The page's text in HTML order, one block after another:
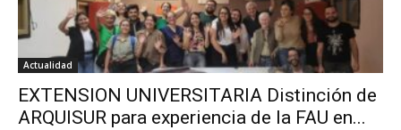
Actualidad
EXTENSION UNIVERSITARIA Distinción de
ARQUISUR para experiencia de la FAU en...